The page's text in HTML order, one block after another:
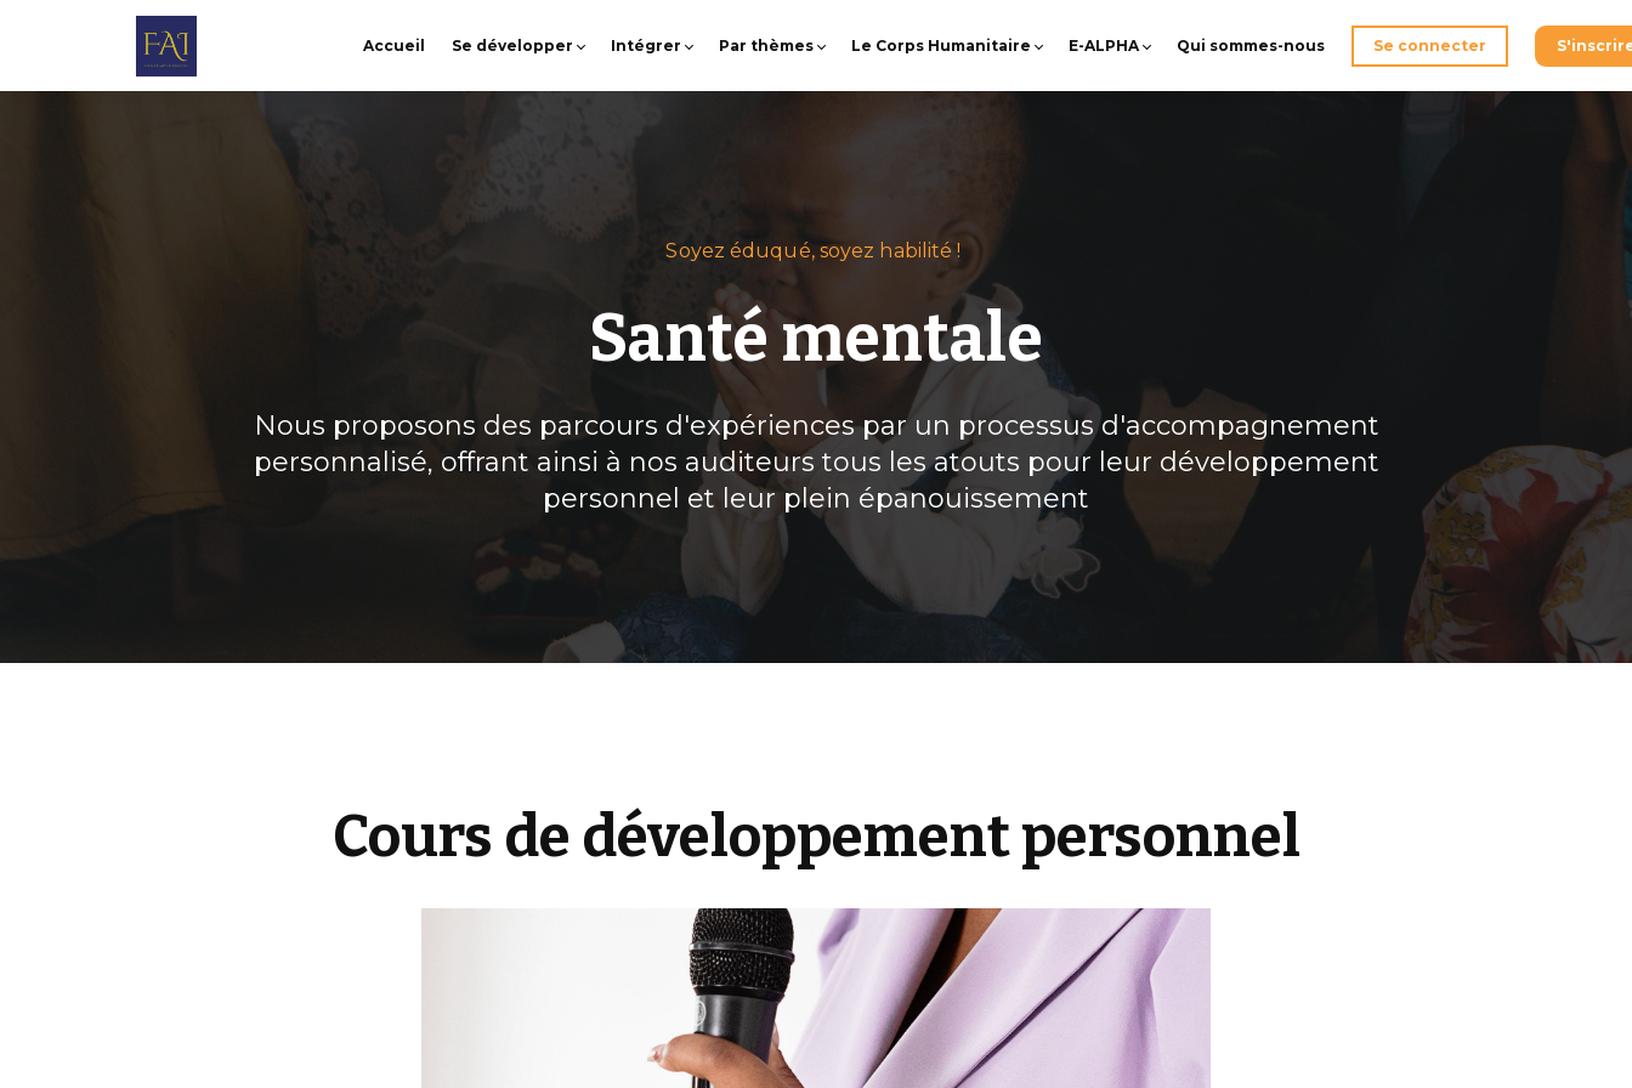
Accueil Se développer Intégrer Par thèmes Le Corps Humanitaire E-ALPHA Qui sommes-nous Se connecter
Soyez éduqué, soyez habilité !
Santé mentale
Nous proposons des parcours d'expériences par un processus d'accompagnement
personnalisé, offrant ainsi à nos auditeurs tous les atouts pour leur développement
personnel et leur plein épanouissement
Cours de développement personnel